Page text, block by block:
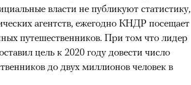
власти не публикуют статистику,
агентств, ежегодно КНДР посещает
путешественников. При том что лидер
цель к 2020 году довести число
до двух миллионов человек в